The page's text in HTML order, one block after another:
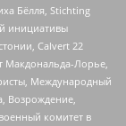
Бёлля, Stichting
инициативы
Calvert 22
Макдональда-Лорье,
Международный
Возрождение,
комитет в